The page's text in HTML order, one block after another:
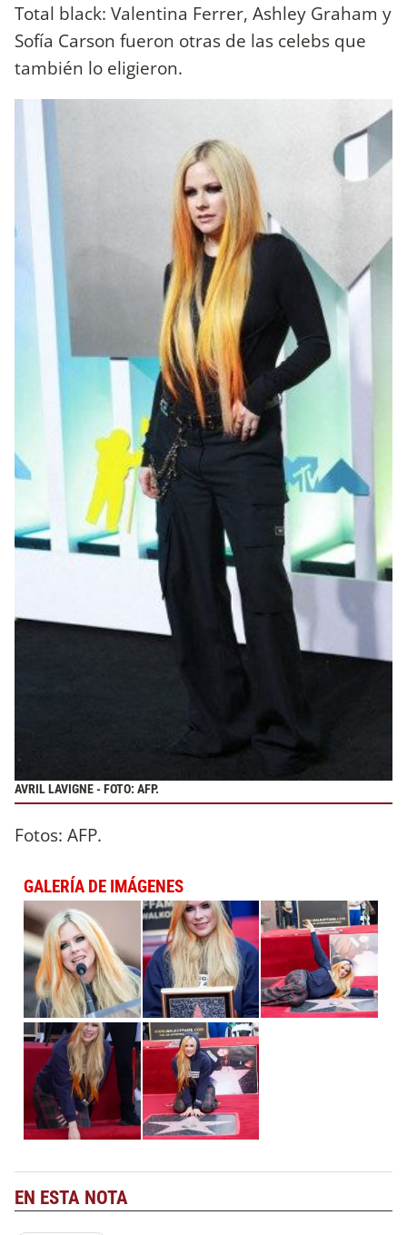
Total black: Valentina Ferrer, Ashley Graham y
Sofía Carson fueron otras de las celebs que
también lo eligieron.
AVRIL LAVIGNE - FOTO: AFP.
Fotos: AFP.
GALERÍA DE IMÁGENES
EN ESTA NOTA